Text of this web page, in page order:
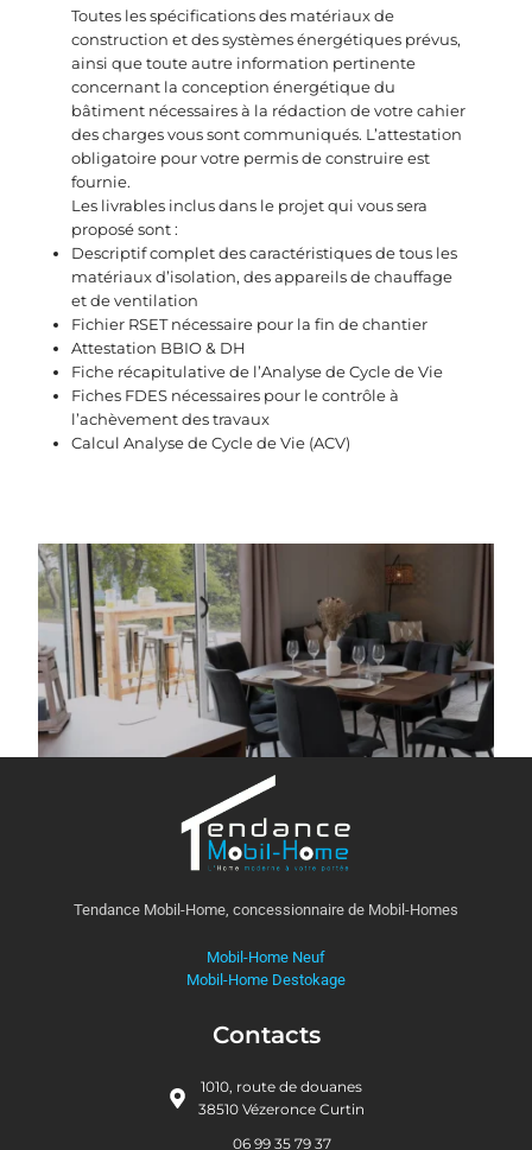
Toutes lesspécifications des matériaux de
construction et des systèmes énergétiques prévus,
ainsi que toute autre information pertinente
concernant la conception énergétique du
bâtiment nécessaires à la rédaction de votre cahier
des chargesvous sont communiqués. L’attestation
obligatoire pour votre permis de construireest
fournie.
Les livrables inclus dans le projet qui vous sera
proposé sont :
Descriptif complet des caractéristiques de tous les
matériaux d’isolation, des appareils de chauffage
et de ventilation
Fichier RSET nécessaire pour la fin de chantier
Attestation BBIO & DH
Fiche récapitulative de l’Analyse de Cycle de Vie
Fiches FDES nécessaires pour le contrôle à
l’achèvement des travaux
Calcul Analyse de Cycle de Vie (ACV)
Tendance Mobil-Home, concessionnaire de Mobil-Homes
Mobil-Home Neuf
Mobil-Home Destokage
Contacts
1010, route de douanes
38510 Vézeronce Curtin
06 99 35 79 37